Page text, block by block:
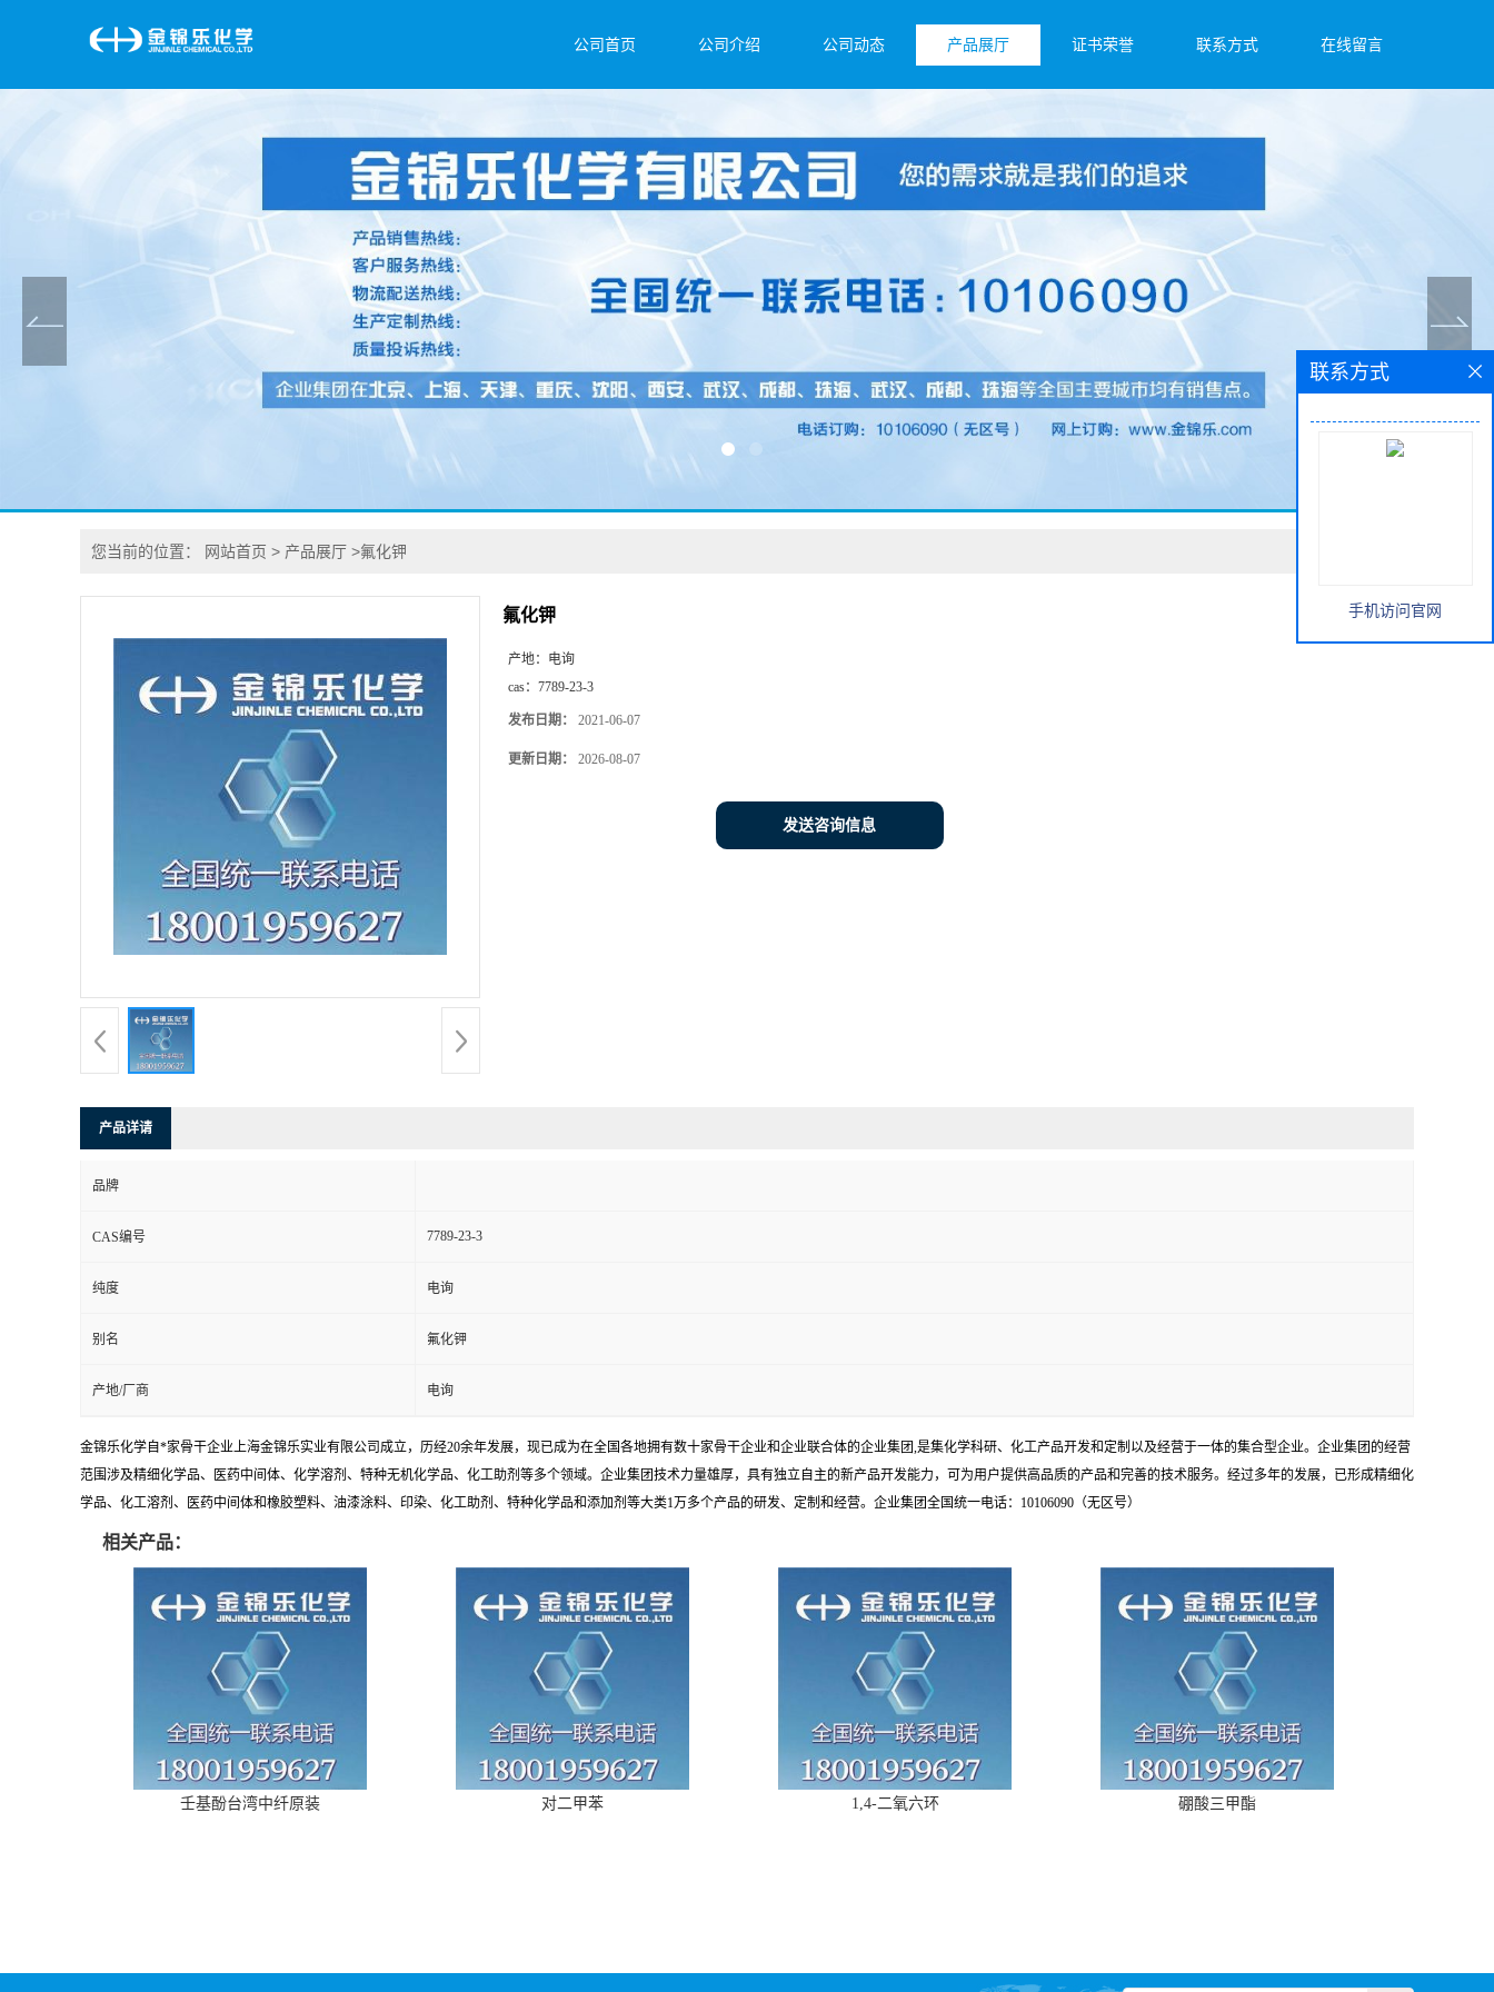
公司首页 公司介绍 公司动态 产品展厅 证书荣誉 联系方式 在线留言
您当前的位置： 网站首页 > 产品展厅 >氟化钾
氟化钾
产地： 电询
cas： 7789-23-3
发布日期： 2021-06-07
更新日期： 2026-08-07
发送咨询信息
产品详请
品牌
CAS编号 7789-23-3
纯度 电询
别名 氟化钾
产地/厂商 电询
金锦乐化学自*家骨干企业上海金锦乐实业有限公司成立，历经20余年发展，现已成为在全国各地拥有数十家骨干企业和企业联合体的企业集团,是集化学科研、化工产品开发和定制以及经营于一体的集合型企业。企业集团的经营
范围涉及精细化学品、医药中间体、化学溶剂、特种无机化学品、化工助剂等多个领域。企业集团技术力量雄厚，具有独立自主的新产品开发能力，可为用户提供高品质的产品和完善的技术服务。经过多年的发展，已形成精细化
学品、化工溶剂、医药中间体和橡胶塑料、油漆涂料、印染、化工助剂、特种化学品和添加剂等大类1万多个产品的研发、定制和经营。企业集团全国统一电话：10106090（无区号）
相关产品：
壬基酚台湾中纤原装 对二甲苯 1,4-二氧六环 硼酸三甲酯
联系方式
手机访问官网